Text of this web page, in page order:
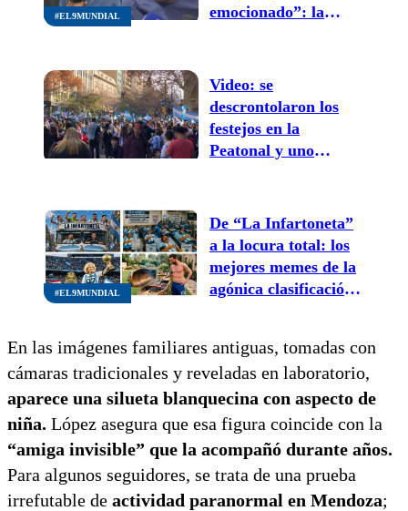
#EL9MUNDIAL
emocionado”: la
milagro ante Egipto
Video: se
descrontolaron los
festejos en la
Peatonal y uno
#EL9MUNDIAL
De “La Infartoneta”
a la locura total: los
mejores memes de la
agónica clasificación
En las imágenes familiares antiguas, tomadas con
cámaras tradicionales y reveladas en laboratorio,
aparece una silueta blanquecina con aspecto de
niña. López asegura que esa figura coincide con la
“amiga invisible” que la acompañó durante años.
Para algunos seguidores, se trata de una prueba
irrefutable de actividad paranormal en Mendoza;